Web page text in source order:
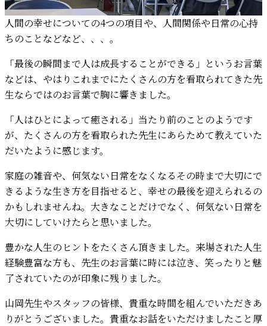
人間の幸せについての4つの項目や、人間関係や日常の心持
ちのことなどなど、、、。
「最後の瞬間まで人は成長することができる」というお言葉
などは、やはりこれまでにたくさんの方を看取られてきた先
生ならではのお言葉で胸に響きました。
「人はひとによって癒される」当たり前のことのようです
が、たくさんの方を看取られた先生にあらためて教えていた
だいたように感じます。
家庭の雑音や、何気ない日常をなくなるその時まで大切にで
きるような生き方を目指せると、幸せの最後を迎えられるの
かもしれませんね。大きなことだけでなく、何気ない日常を
大切にしていけたらと思いました。
豊かな人生のヒントをたくさん頂きました。来場された人生
経験豊富な方も、先生のお言葉に時には泣き、笑ったりと魅
了されていたのが印象に残りました。
山岡先生やスタッフの皆様、貴重な時間を組んでいただきあ
りがとうございました。貴重なお話をいただけましたこと厚